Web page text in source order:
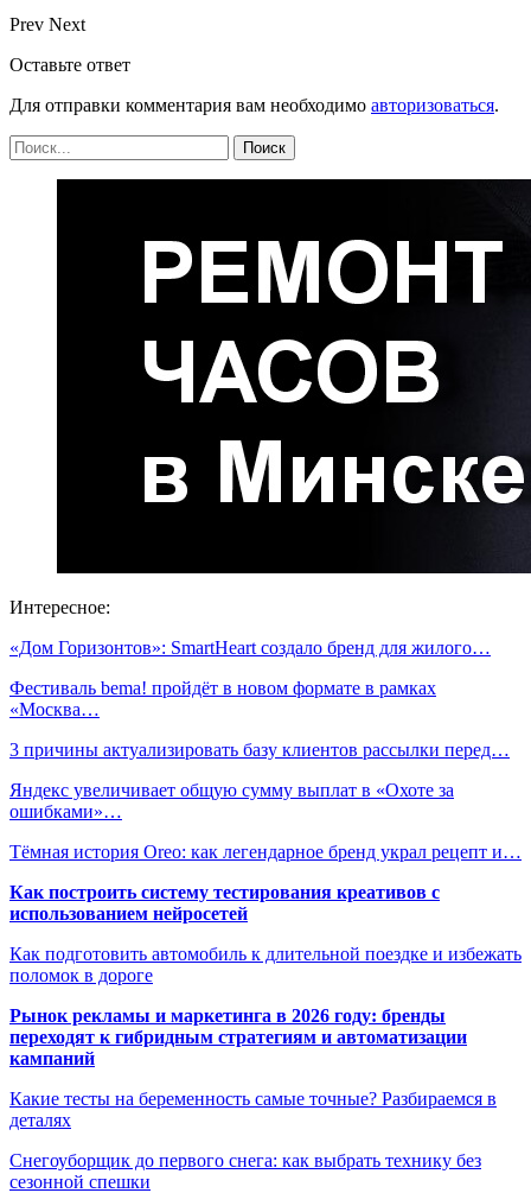
Prev Next
Оставьте ответ
Для отправки комментария вам необходимо авторизоваться.
Интересное:
«Дом Горизонтов»: SmartHeart создало бренд для жилого…
Фестиваль bema! пройдёт в новом формате в рамках
«Москва…
3 причины актуализировать базу клиентов рассылки перед…
Яндекс увеличивает общую сумму выплат в «Охоте за
ошибками»…
Тёмная история Oreo: как легендарное бренд украл рецепт и…
Как построить систему тестирования креативов с
использованием нейросетей
Как подготовить автомобиль к длительной поездке и избежать
поломок в дороге
Рынок рекламы и маркетинга в 2026 году: бренды
переходят к гибридным стратегиям и автоматизации
кампаний
Какие тесты на беременность самые точные? Разбираемся в
деталях
Снегоуборщик до первого снега: как выбрать технику без
сезонной спешки